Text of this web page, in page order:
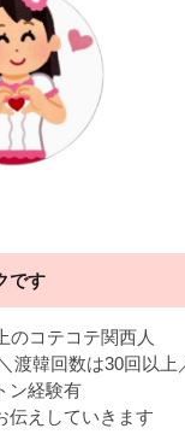
です
のコテコテ関西人
渡韓回数は30回以上
ン経験有
えしていきます